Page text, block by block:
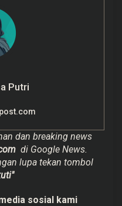
Putri
dan breaking news
di Google News.
lupa tekan tombol
sosial kami